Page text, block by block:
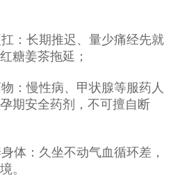
：长期推迟、量少痛经先就
糖姜茶拖延；
：慢性病、甲状腺等服药人
期安全药剂，不可擅自断
体：久坐不动气血循环差，
。